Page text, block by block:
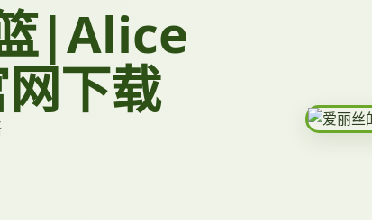
|Alice
下载